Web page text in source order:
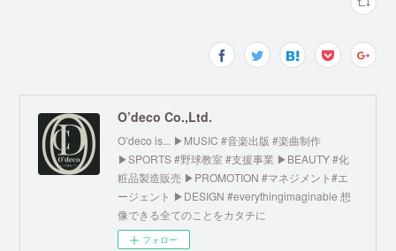
O’deco Co.,Ltd.
O’deco is... ▶︎MUSIC #音楽出版 #楽曲制作
▶︎SPORTS #野球教室 #支援事業 ▶︎BEAUTY #化
粧品製造販売 ▶︎PROMOTION #マネジメント#エ
ージェント ▶︎DESIGN #everythingimaginable 想
像できる全てのことをカタチに
フォロー